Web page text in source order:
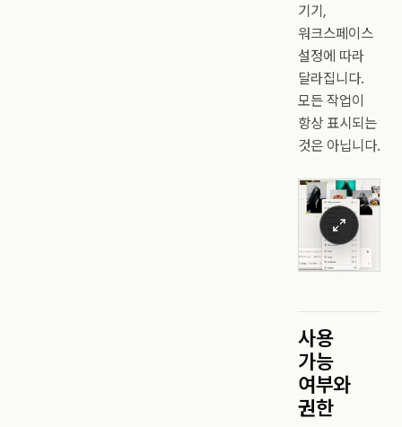
기기,
워크스페이스
설정에 따라
달라집니다.
모든 작업이
항상 표시되는
것은 아닙니다.
사용
가능
여부와
권한